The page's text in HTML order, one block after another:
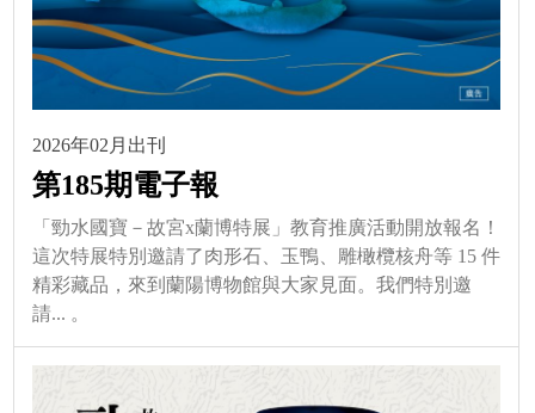
2026年02月出刊
第185期電子報
「勁水國寶－故宮x蘭博特展」教育推廣活動開放報名！
這次特展特別邀請了肉形石、玉鴨、雕橄欖核舟等 15 件
精彩藏品，來到蘭陽博物館與大家見面。我們特別邀
請... 。